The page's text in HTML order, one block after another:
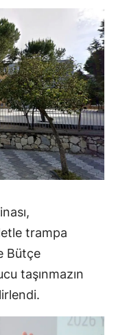
trampa
Bütçe
taşınmazın